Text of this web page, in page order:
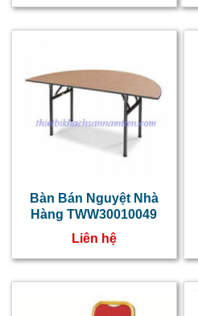
Bàn Bán Nguyệt Nhà
Hàng TWW30010049
Liên hệ